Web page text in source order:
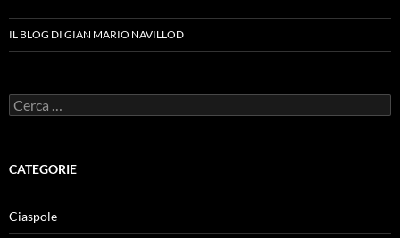
IL BLOG DI GIAN MARIO NAVILLOD
Ricerca
per:
CATEGORIE
Ciaspole